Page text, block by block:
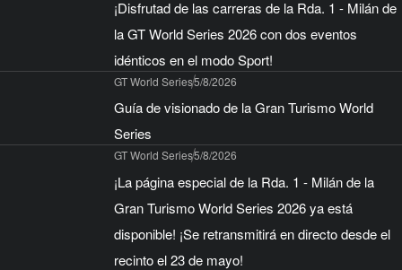
¡Disfrutad de las carreras de la Rda. 1 - Milán de
la GT World Series 2026 con dos eventos
idénticos en el modo Sport!
GT World Series5/8/2026
Guía de visionado de la Gran Turismo World
Series
GT World Series5/8/2026
¡La página especial de la Rda. 1 - Milán de la
Gran Turismo World Series 2026 ya está
disponible! ¡Se retransmitirá en directo desde el
recinto el 23 de mayo!